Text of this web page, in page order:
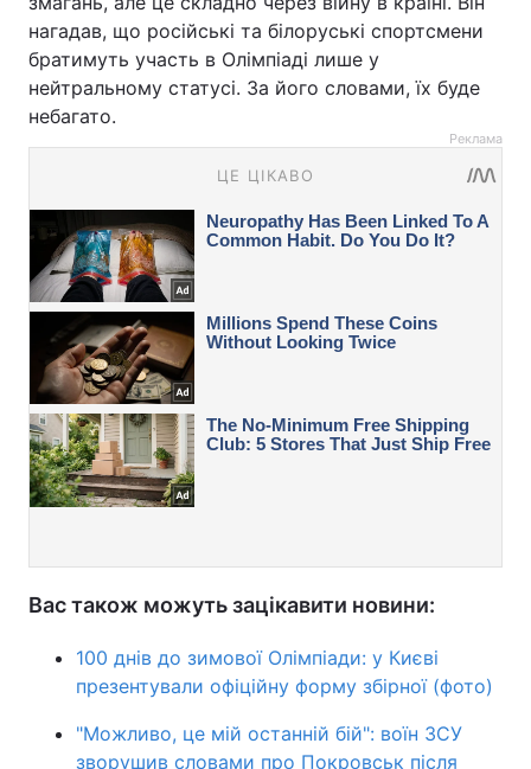
нагадав, що російські та білоруські спортсмени
братимуть участь в Олімпіаді лише у
нейтральному статусі. За його словами, їх буде
небагато.
Реклама
Вас також можуть зацікавити новини:
100 днів до зимової Олімпіади: у Києві
презентували офіційну форму збірної (фото)
"Можливо, це мій останній бій": воїн ЗСУ
зворушив словами про Покровськ після